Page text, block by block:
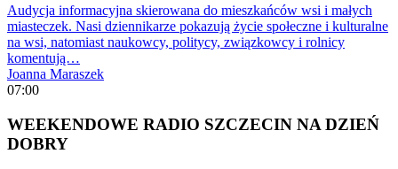
Audycja informacyjna skierowana do mieszkańców wsi i małych
miasteczek. Nasi dziennikarze pokazują życie społeczne i kulturalne
na wsi, natomiast naukowcy, politycy, związkowcy i rolnicy
komentują…
Joanna Maraszek
07:00
WEEKENDOWE RADIO SZCZECIN NA DZIEŃ
DOBRY